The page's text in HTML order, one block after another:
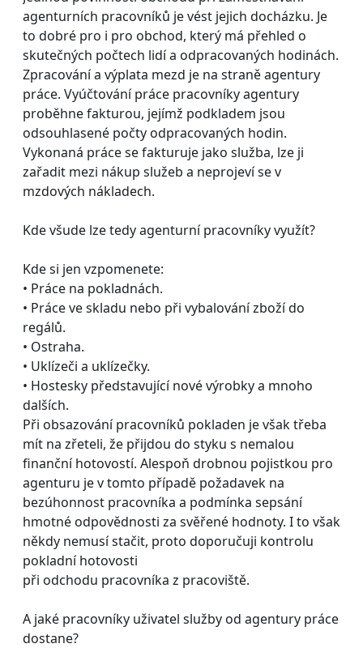
agenturních pracovníků je vést jejich docházku. Je
to dobré pro i pro obchod, který má přehled o
skutečných počtech lidí a odpracovaných hodinách.
Zpracování a výplata mezd je na straně agentury
práce. Vyúčtování práce pracovníky agentury
proběhne fakturou, jejímž podkladem jsou
odsouhlasené počty odpracovaných hodin.
Vykonaná práce se fakturuje jako služba, lze ji
zařadit mezi nákup služeb a neprojeví se v
mzdových nákladech.
Kde všude lze tedy agenturní pracovníky využít?
Kde si jen vzpomenete:
• Práce na pokladnách.
• Práce ve skladu nebo při vybalování zboží do
regálů.
• Ostraha.
• Uklízeči a uklízečky.
• Hostesky představující nové výrobky a mnoho
dalších.
Při obsazování pracovníků pokladen je však třeba
mít na zřeteli, že přijdou do styku s nemalou
finanční hotovostí. Alespoň drobnou pojistkou pro
agenturu je v tomto případě požadavek na
bezúhonnost pracovníka a podmínka sepsání
hmotné odpovědnosti za svěřené hodnoty. I to však
někdy nemusí stačit, proto doporučuji kontrolu
pokladní hotovosti
při odchodu pracovníka z pracoviště.
A jaké pracovníky uživatel služby od agentury práce
dostane?